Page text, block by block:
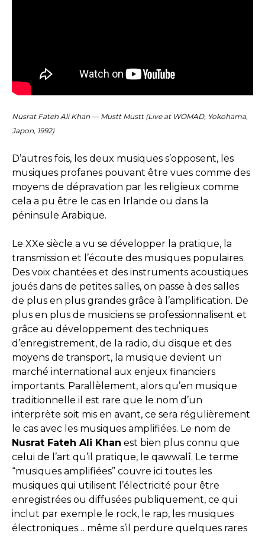
Nusrat Fateh Ali Khan — Mustt Mustt (Live at WOMAD, Yokohama,
Japon, 1992)
D’autres fois, les deux musiques s’opposent, les
musiques profanes pouvant être vues comme des
moyens de dépravation par les religieux comme
cela a pu être le cas en Irlande ou dans la
péninsule Arabique.
Le XXe siècle a vu se développer la pratique, la
transmission et l’écoute des musiques populaires.
Des voix chantées et des instruments acoustiques
joués dans de petites salles, on passe à des salles
de plus en plus grandes grâce à l’amplification. De
plus en plus de musiciens se professionnalisent et
grâce au développement des techniques
d’enregistrement, de la radio, du disque et des
moyens de transport, la musique devient un
marché international aux enjeux financiers
importants. Parallèlement, alors qu’en musique
traditionnelle il est rare que le nom d’un
interprète soit mis en avant, ce sera régulièrement
le cas avec les musiques amplifiées. Le nom de
Nusrat Fateh Ali Khan est bien plus connu que
celui de l’art qu’il pratique, le qawwalî. Le terme
“musiques amplifiées” couvre ici toutes les
musiques qui utilisent l’électricité pour être
enregistrées ou diffusées publiquement, ce qui
inclut par exemple le rock, le rap, les musiques
électroniques… même s’il perdure quelques rares